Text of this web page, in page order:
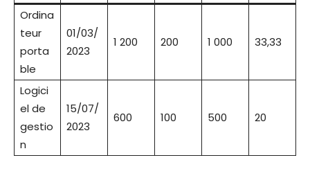
Ordina
teur
porta
ble
01/03/
2023
1 200 200 1 000 33,33
Logici
el de
gestio
n
15/07/
2023
600 100 500 20